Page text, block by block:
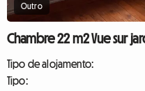
Outro
Chambre 22 m2 Vue sur
Tipo de alojamento:
Tipo: